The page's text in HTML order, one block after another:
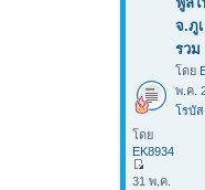
จ.ภู
รวม
โดย
พ.ค.
โรบั
โดย
EK8934
31 พ.ค.